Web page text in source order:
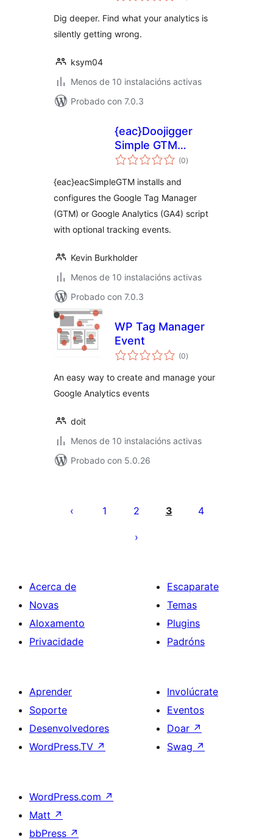
Dig deeper. Find what your analytics is
silently getting wrong.
ksym04
Menos de 10 instalacións activas
Probado con 7.0.3
{eac}Doojigger
Simple GTM
Extension for
(0valoracións
totais
)
{eac}eacSimpleGTM installs and
configures the Google Tag Manager
(GTM) or Google Analytics (GA4) script
with optional tracking events.
Kevin Burkholder
Menos de 10 instalacións activas
Probado con 7.0.3
WP Tag Manager
Event
(0valoracións
totais
)
An easy way to create and manage your
Google Analytics events
doit
Menos de 10 instalacións activas
Probado con 5.0.26
1 2 3 4
Acerca de
Novas
Aloxamento
Privacidade
Escaparate
Temas
Plugins
Padróns
Aprender
Soporte
Desenvolvedores
WordPress.TV ↗
Involúcrate
Eventos
Doar ↗
Swag ↗
WordPress.com ↗
Matt ↗
bbPress ↗